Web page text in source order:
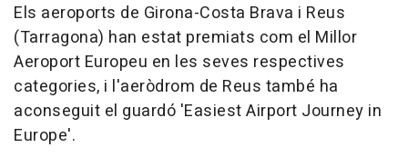
Els aeroports de Girona-Costa Brava i Reus
(Tarragona) han estat premiats com el Millor
Aeroport Europeu en les seves respectives
categories, i l'aeròdrom de Reus també ha
aconseguit el guardó 'Easiest Airport Journey in
Europe'.